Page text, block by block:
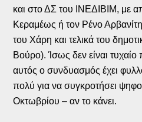
και στο ΔΣ του ΙΝΕΔΙΒΙΜ, με
Κεραμέως ή τον Ρένο
του Χάρη και τελικά του
Βούρο). Ίσως δεν είναι τυχαίο
αυτός ο συνδυασμός έχει
πολύ για να συγκροτήσει
Οκτωβρίου – αν το κάνει.